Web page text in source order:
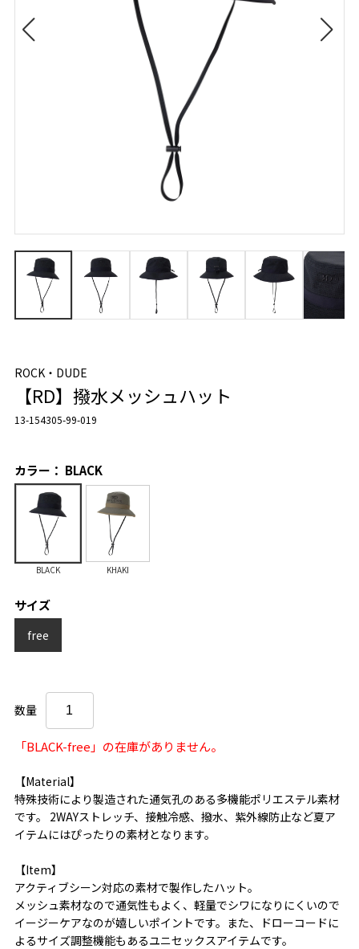
ROCK・DUDE
【RD】撥水メッシュハット
13-154305-99-019
カラー： BLACK
BLACK KHAKI
サイズ
free
数量
「BLACK-free」の在庫がありません。
【Material】
特殊技術により製造された通気孔のある多機能ポリエステル素材
です。 2WAYストレッチ、接触冷感、撥水、紫外線防止など夏ア
イテムにはぴったりの素材となります。
【Item】
アクティブシーン対応の素材で製作したハット。
メッシュ素材なので通気性もよく、軽量でシワになりにくいので
イージーケアなのが嬉しいポイントです。また、ドローコードに
よるサイズ調整機能もあるユニセックスアイテムです。